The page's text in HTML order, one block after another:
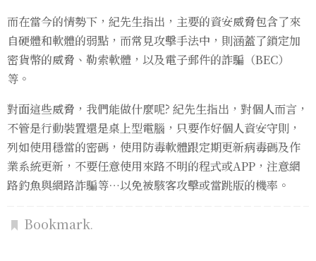
而在當今的情勢下，紀先生指出，主要的資安威脅包含了來
自硬體和軟體的弱點，而常見攻擊手法中，則涵蓋了鎖定加
密貨幣的威脅、勒索軟體，以及電子郵件的詐騙（BEC）
等。
對面這些威脅，我們能做什麼呢? 紀先生指出，對個人而言，
不管是行動裝置還是桌上型電腦，只要作好個人資安守則，
列如使用穩當的密碼，使用防毒軟體跟定期更新病毒碼及作
業系統更新，不要任意使用來路不明的程式或APP，注意網
路釣魚與網路詐騙等…以免被駭客攻擊或當跳版的機率。
Bookmark.